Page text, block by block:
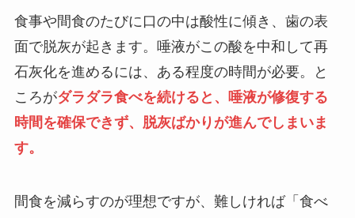
食事や間食のたびに口の中は酸性に傾き、歯の表
面で脱灰が起きます。唾液がこの酸を中和して再
石灰化を進めるには、ある程度の時間が必要。と
ころがダラダラ食べを続けると、唾液が修復する
時間を確保できず、脱灰ばかりが進んでしまいま
す。
間食を減らすのが理想ですが、難しければ「食べ